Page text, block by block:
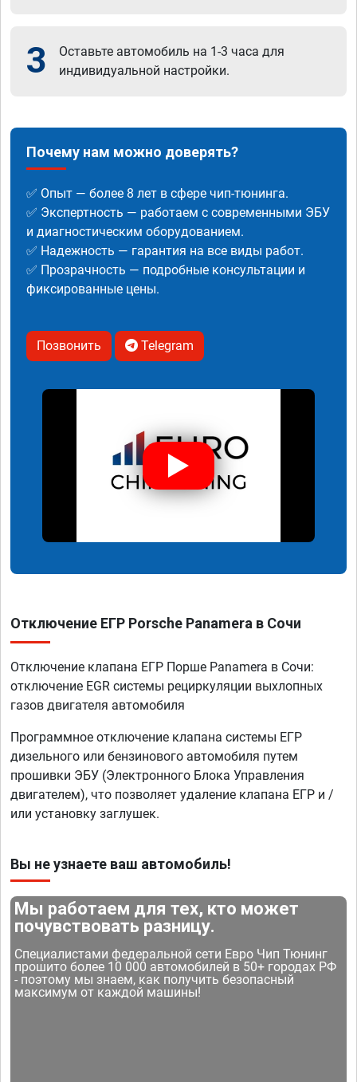
3
Оставьте автомобиль на 1-3 часа для
индивидуальной настройки.
Почему нам можно доверять?
✅ Опыт — более 8 лет в сфере чип-тюнинга.
✅ Экспертность — работаем с современными ЭБУ
и диагностическим оборудованием.
✅ Надежность — гарантия на все виды работ.
✅ Прозрачность — подробные консультации и
фиксированные цены.
Позвонить Telegram
Отключение ЕГР Porsche Panamera в Сочи
Отключение клапана ЕГР Порше Panamera в Сочи:
отключение EGR системы рециркуляции выхлопных
газов двигателя автомобиля
Программное отключение клапана системы ЕГР
дизельного или бензинового автомобиля путем
прошивки ЭБУ (Электронного Блока Управления
двигателем), что позволяет удаление клапана ЕГР и /
или установку заглушек.
Вы не узнаете ваш автомобиль!
Мы работаем для тех, кто может
почувствовать разницу.
Специалистами федеральной сети Евро Чип Тюнинг
прошито более 10 000 автомобилей в 50+ городах РФ
- поэтому мы знаем, как получить безопасный
максимум от каждой машины!